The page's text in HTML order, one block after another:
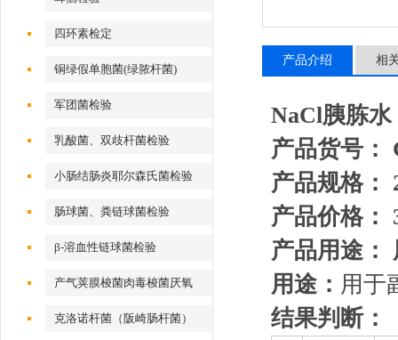
四环素检定
铜绿假单胞菌(绿脓杆菌)
军团菌检验
乳酸菌、双歧杆菌检验
小肠结肠炎耶尔森氏菌检验
肠球菌、粪链球菌检验
β-溶血性链球菌检验
产气荚膜梭菌肉毒梭菌厌氧
克洛诺杆菌（阪崎肠杆菌）
产品介绍 相
NaCl胰胨水
产品货号：
产品规格：
产品价格：
产品用途：
用途： 用于
结果判断：